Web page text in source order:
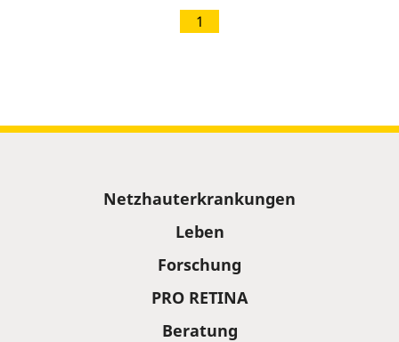
1
Netzhauterkrankungen
Leben
Forschung
PRO RETINA
Beratung